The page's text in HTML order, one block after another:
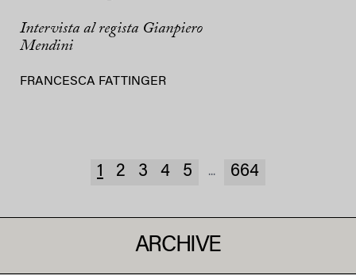
Intervista al regista Gianpiero
Mendini
FRANCESCA FATTINGER
1 2 3 4 5 ... 664
ARCHIVE